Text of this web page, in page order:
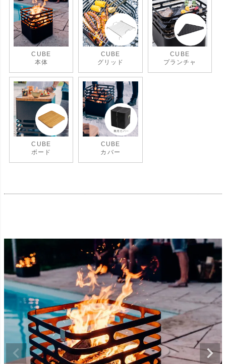
CUBE
本体
CUBE
グリッド
CUBE
プランチャ
CUBE
ボード
CUBE
カバー